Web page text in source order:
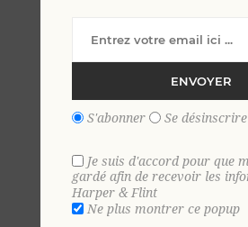
ENVOYER
S'abonner Se désinscrire
Je suis d'accord pour que
gardé afin de recevoir les
Harper & Flint
Ne plus montrer ce popup